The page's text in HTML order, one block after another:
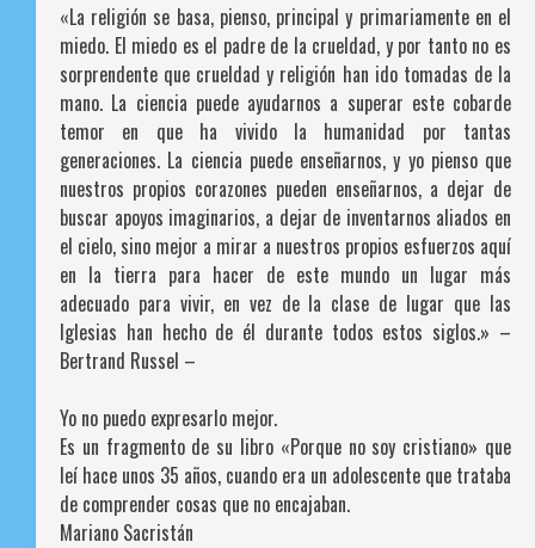
«La religión se basa, pienso, principal y primariamente en el
miedo. El miedo es el padre de la crueldad, y por tanto no es
sorprendente que crueldad y religión han ido tomadas de la
mano. La ciencia puede ayudarnos a superar este cobarde
temor en que ha vivido la humanidad por tantas
generaciones. La ciencia puede enseñarnos, y yo pienso que
nuestros propios corazones pueden enseñarnos, a dejar de
buscar apoyos imaginarios, a dejar de inventarnos aliados en
el cielo, sino mejor a mirar a nuestros propios esfuerzos aquí
en la tierra para hacer de este mundo un lugar más
adecuado para vivir, en vez de la clase de lugar que las
Iglesias han hecho de él durante todos estos siglos.» –
Bertrand Russel –
Yo no puedo expresarlo mejor.
Es un fragmento de su libro «Porque no soy cristiano» que
leí hace unos 35 años, cuando era un adolescente que trataba
de comprender cosas que no encajaban.
Mariano Sacristán